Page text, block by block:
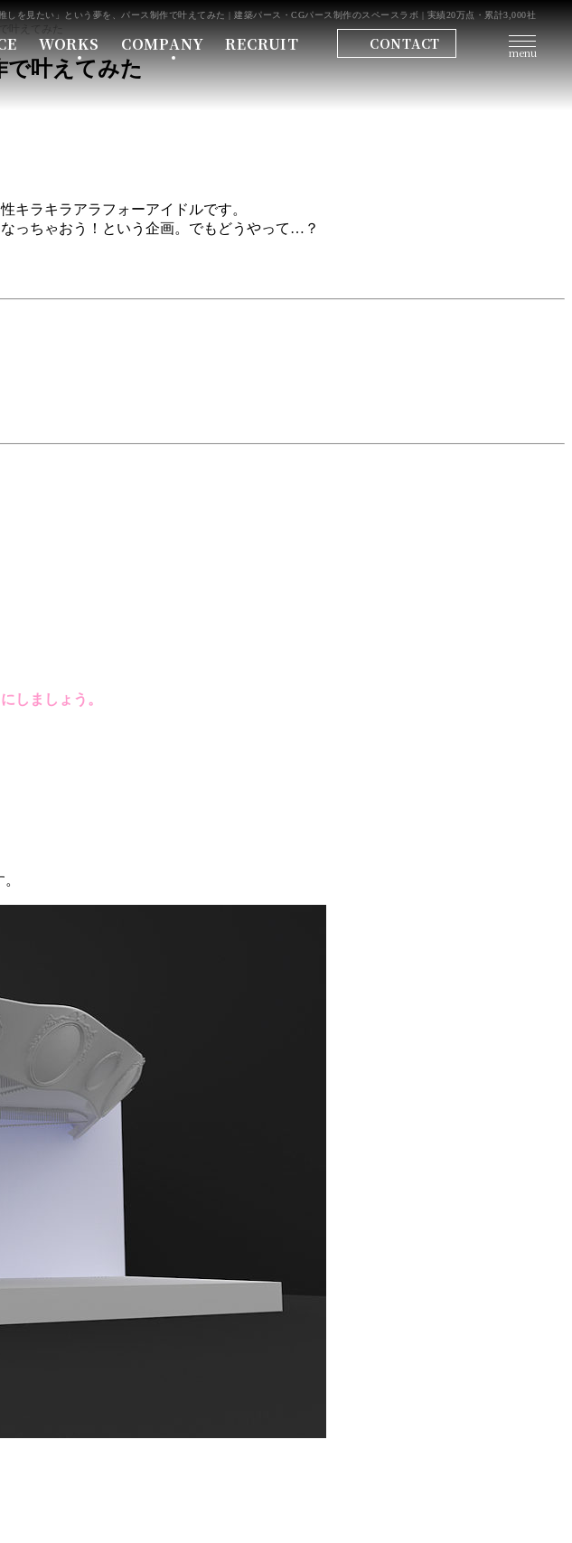
しを見たい」という夢を、パース制作で叶えてみた | 建築パース・CGパース制作のスペースラボ | 実績20万点・累計3,000社
WORKS COMPANY RECRUIT CONTACT menu
叶えてみた
で叶えてみた
キラキラアラフォーアイドルです。
っちゃおう！という企画。でもどうやって…？
にしましょう。